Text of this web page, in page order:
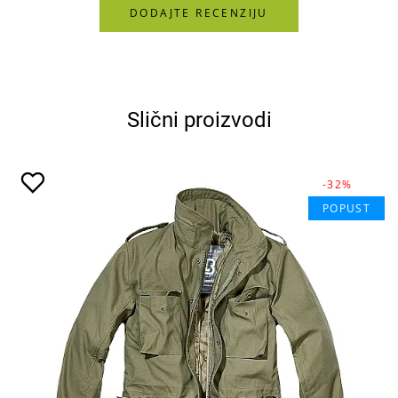
DODAJTE RECENZIJU
Slični proizvodi
-32%
POPUST